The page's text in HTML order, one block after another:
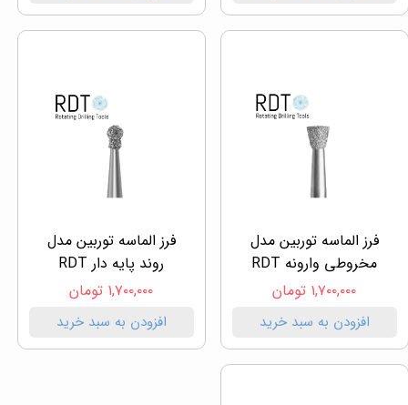
فرز الماسه توربین مدل
مخروطی وارونه RDT
۱,۷۰۰,۰۰۰ تومان
افزودن به سبد خرید
فرز الماسه توربین مدل
روند پایه دار RDT
۱,۷۰۰,۰۰۰ تومان
افزودن به سبد خرید